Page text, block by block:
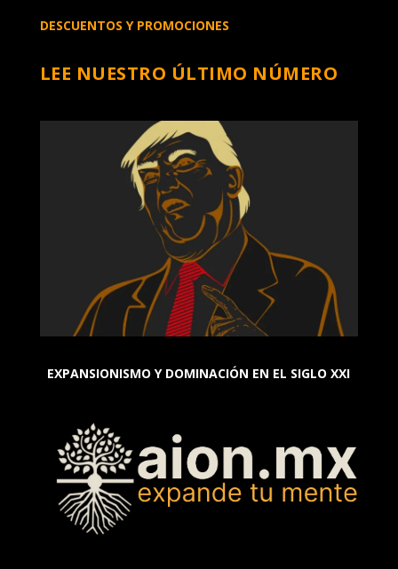
DESCUENTOS Y PROMOCIONES
LEE NUESTRO ÚLTIMO NÚMERO
EXPANSIONISMO Y DOMINACIÓN EN EL SIGLO XXI